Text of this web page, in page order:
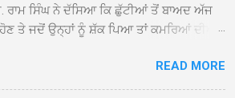
ਰਾਮ ਸਿੰਘ ਨੇ ਦੱਸਿਆ ਕਿ ਛੁੱਟੀਆਂ ਤੋਂ ਬਾਅਦ ਅੱਜ
ਤੇ ਜਦੋਂ ਉਨ੍ਹਾਂ ਨੂੰ ਸ਼ੱਕ ਪਿਆ ਤਾਂ ਕਮਰਿਆਂ ਦੀਆਂ
ਅਤੇ 20 ਜੂਨ ਤੱਕ ਸਭ ਠੀਕ ਸੀ। ਚੋਰੀ ਦੀ ਘਟਨਾ
ਹਰਜੀਤ ਕੌਰ, ਕਮਲਪ੍ਰੀਤ ਕੌਰ ਅਤੇ ਹਰਵਿੰਦਰ
READ MORE